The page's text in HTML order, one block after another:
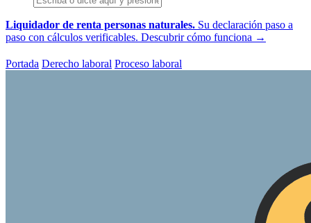
Liquidador de renta personas naturales. Su declaración paso a
paso con cálculos verificables. Descubrir cómo funciona →
Portada Derecho laboral Proceso laboral